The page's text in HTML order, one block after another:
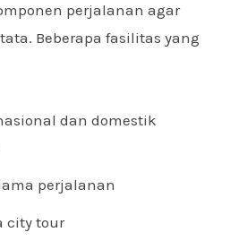
perjalanan agar
Beberapa fasilitas yang
dan domestik
perjalanan
city tour